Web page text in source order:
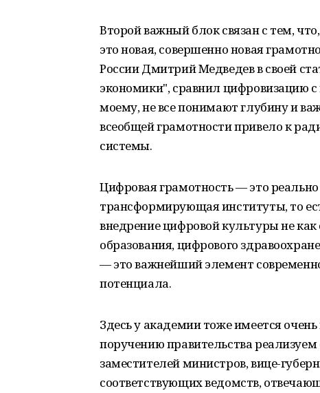
Второй важный блок связан с тем,
это новая, совершенно новая
России Дмитрий Медведев в своей
экономики", сравнил цифровизацию с
моему, не все понимают глубину и
всеобщей грамотности привело к
системы.
Цифровая грамотность — это
трансформирующая институты, то
внедрение цифровой культуры не
образования, цифрового
— это важнейший элемент
потенциала.
Здесь у академии тоже имеется
поручению правительства
заместителей министров, вице-
соответствующих ведомств,